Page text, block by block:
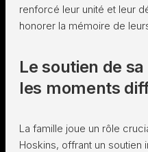
renforcé leur unité et leur
honorer la mémoire de
Le soutien de
les moments
La famille joue un rôle
Hoskins, offrant un soutien